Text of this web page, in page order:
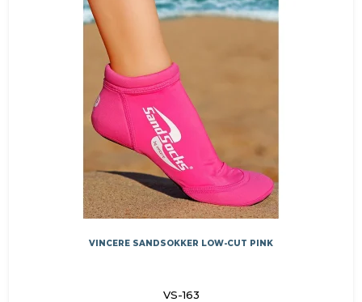
VINCERE SANDSOKKER LOW-CUT PINK
VS-163